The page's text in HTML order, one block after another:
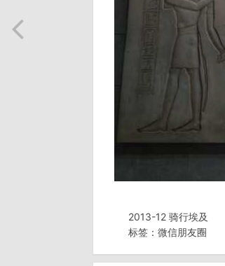
2013-12 骑行埃及
标签： 微信朋友圈